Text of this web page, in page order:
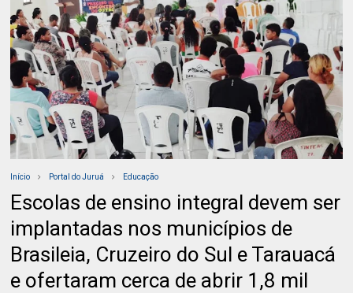
Início Portal do Juruá Educação
Escolas de ensino integral devem ser
implantadas nos municípios de
Brasileia, Cruzeiro do Sul e Tarauacá
e ofertaram cerca de abrir 1,8 mil